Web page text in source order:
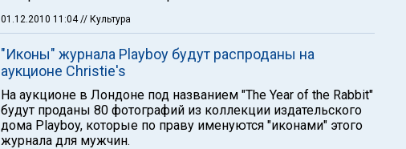
01.12.2010 11:04// Культура
"Иконы" журнала Playboy будут распроданы на
аукционе Christie's
На аукционе в Лондоне под названием "The Year of the Rabbit"
будут проданы 80 фотографий из коллекции издательского
дома Playboy, которые по праву именуются "иконами" этого
журнала для мужчин.